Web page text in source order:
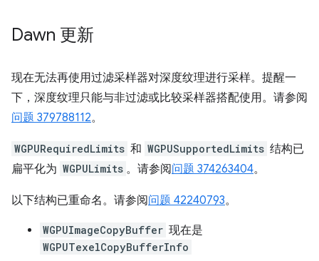
Dawn 更新
现在无法再使用过滤采样器对深度纹理进行采样。提醒一
下，深度纹理只能与非过滤或比较采样器搭配使用。请参阅
问题 379788112。
WGPURequiredLimits 和 WGPUSupportedLimits 结构已
扁平化为 WGPULimits 。请参阅问题 374263404。
以下结构已重命名。请参阅问题 42240793。
WGPUImageCopyBuffer 现在是
WGPUTexelCopyBufferInfo